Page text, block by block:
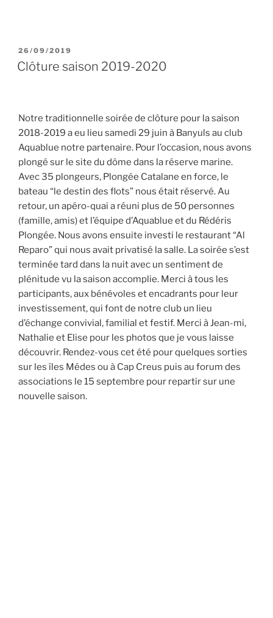
PUBLIÉ
LE
26/09/2019
Clôture saison 2019-2020
Notre traditionnelle soirée de clôture pour la saison
2018-2019 a eu lieu samedi 29 juin à Banyuls au club
Aquablue notre partenaire. Pour l’occasion, nous avons
plongé sur le site du dôme dans la réserve marine.
Avec 35 plongeurs, Plongée Catalane en force, le
bateau “le destin des flots” nous était réservé. Au
retour, un apéro-quai a réuni plus de 50 personnes
(famille, amis) et l’équipe d’Aquablue et du Rédéris
Plongée. Nous avons ensuite investi le restaurant “Al
Reparo” qui nous avait privatisé la salle. La soirée s’est
terminée tard dans la nuit avec un sentiment de
plénitude vu la saison accomplie. Merci à tous les
participants, aux bénévoles et encadrants pour leur
investissement, qui font de notre club un lieu
d’échange convivial, familial et festif. Merci à Jean-mi,
Nathalie et Elise pour les photos que je vous laisse
découvrir. Rendez-vous cet été pour quelques sorties
sur les îles Médes ou à Cap Creus puis au forum des
associations le 15 septembre pour repartir sur une
nouvelle saison.